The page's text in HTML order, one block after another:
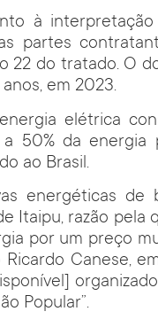
à
partes
22 do tratado. O
em 2023.
elétrica
50% da energia
ao Brasil.
energéticas
Itaipu, razão
por um preço
Ricardo Canese,
Popular”.